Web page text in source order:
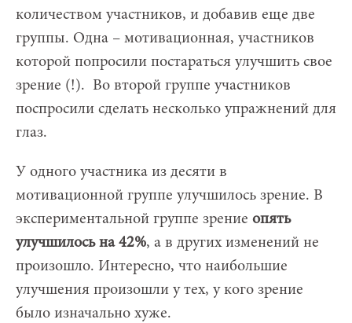
количеством участников, и добавив еще две
группы. Одна – мотивационная, участников
которой попросили постараться улучшить свое
зрение (!). Во второй группе участников
поспросили сделать несколько упражнений для
глаз.
У одного участника из десяти в
мотивационной группе улучшилось зрение. В
экспериментальной группе зрение опять
улучшилось на 42%, а в других изменений не
произошло. Интересно, что наибольшие
улучшения произошли у тех, у кого зрение
было изначально хуже.